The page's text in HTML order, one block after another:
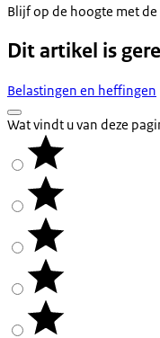
Blijf op de hoogte met de
Dit artikel is
Belastingen en heffingen
Wat vindt u van deze